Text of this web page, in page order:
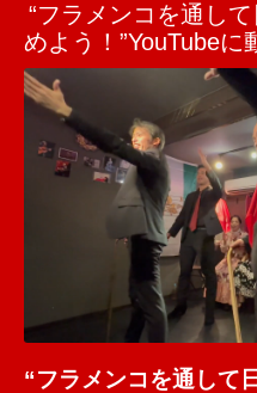
“フラメンコを通し
めよう！”YouTubeに
“フラメンコを通して